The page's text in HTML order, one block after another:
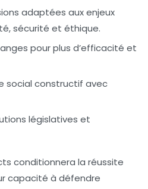
adaptées aux enjeux
sécurité et éthique.
pour plus d’efficacité et
social constructif avec
législatives et
conditionnera la réussite
capacité à défendre